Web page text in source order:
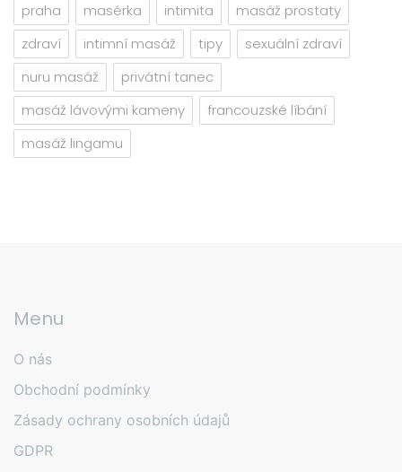
praha
masérka intimita
masáž prostaty
zdraví
intimní masáž tipy
sexuální zdraví
nuru masáž
privátní tanec
masáž lávovými kameny
francouzské líbání
masáž lingamu
Menu
O nás
Obchodní podmínky
Zásady ochrany osobních údajů
GDPR